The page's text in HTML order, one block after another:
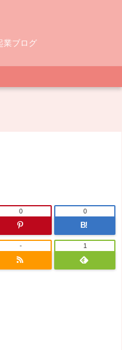
業ブログ
0
B!
0
- 1